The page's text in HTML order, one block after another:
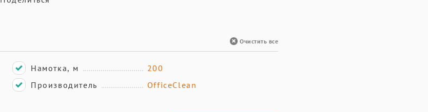
Очистить все
Намотка, м
200
Производитель
OfficeClean